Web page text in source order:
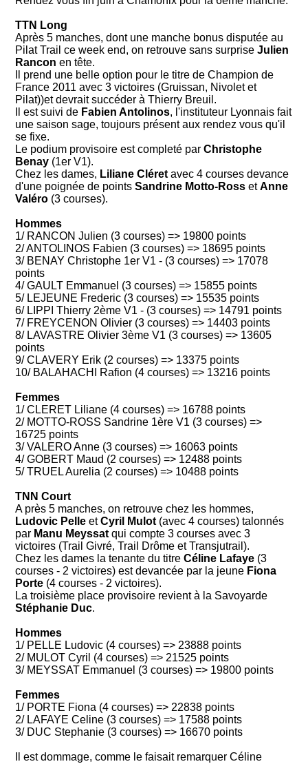
TTN Long
Après 5 manches, dont une manche bonus disputée au
Pilat Trail ce week end, on retrouve sans surpriseJulien
Rancon en tête.
Il prend une belle option pour le titre de Champion de
France 2011 avec 3 victoires (Gruissan, Nivolet et
Pilat))et devrait succéder à Thierry Breuil.
Il est suivi de Fabien Antolinos, l'instituteur Lyonnais fait
une saison sage, toujours présent aux rendez vous qu'il
se fixe.
Le podium provisoire est completé parChristophe
Benay (1er V1).
Chez les dames, Liliane Cléret avec 4 courses devance
d'une poignée de pointsSandrine Motto-Ross etAnne
Valéro (3 courses).
Hommes
1/ RANCON Julien (3 courses) => 19800 points
2/ ANTOLINOS Fabien (3 courses) => 18695 points
3/ BENAY Christophe 1er V1 - (3 courses) => 17078
points
4/ GAULT Emmanuel (3 courses) => 15855 points
5/ LEJEUNE Frederic (3 courses) => 15535 points
6/ LIPPI Thierry 2ème V1 - (3 courses) => 14791 points
7/ FREYCENON Olivier (3 courses) => 14403 points
8/ LAVASTRE Olivier 3ème V1 (3 courses) => 13605
points
9/ CLAVERY Erik (2 courses) => 13375 points
10/ BALAHACHI Rafion (4 courses) => 13216 points
Femmes
1/ CLERET Liliane (4 courses) => 16788 points
2/ MOTTO-ROSS Sandrine 1ère V1 (3 courses) =>
16725 points
3/ VALERO Anne (3 courses) => 16063 points
4/ GOBERT Maud (2 courses) => 12488 points
5/ TRUEL Aurelia (2 courses) => 10488 points
TNN Court
A près 5 manches, on retrouve chez les hommes,
Ludovic Pelle etCyril Mulot (avec 4 courses) talonnés
par Manu Meyssat qui compte 3 courses avec 3
victoires (Trail Givré, Trail Drôme et Transjutrail).
Chez les dames la tenante du titreCéline Lafaye (3
courses - 2 victoires) est devancée par la jeune Fiona
Porte (4 courses - 2 victoires).
La troisième place provisoire revient à la Savoyarde
Stéphanie Duc.
Hommes
1/ PELLE Ludovic (4 courses) => 23888 points
2/ MULOT Cyril (4 courses) => 21525 points
3/ MEYSSAT Emmanuel (3 courses) => 19800 points
Femmes
1/ PORTE Fiona (4 courses) => 22838 points
2/ LAFAYE Celine (3 courses) => 17588 points
3/ DUC Stephanie (3 courses) => 16670 points
Il est dommage, comme le faisait remarquer Céline